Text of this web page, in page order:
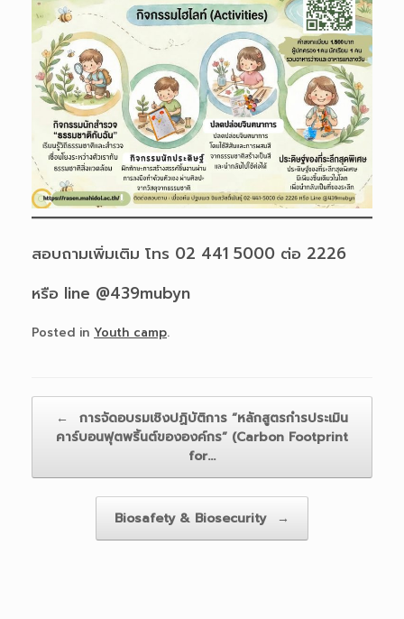
สอบถามเพิ่มเติม โทร 02 441 5000 ต่อ 2226
หรือ line @439mubyn
Posted in Youth camp.
←
การจัดอบรมเชิงปฏิบัติการ “หลักสูตรกำรประเมิน
คาร์บอนฟุตพริ้นต์ขององค์กร” (Carbon Footprint
for…
Biosafety & Biosecurity →